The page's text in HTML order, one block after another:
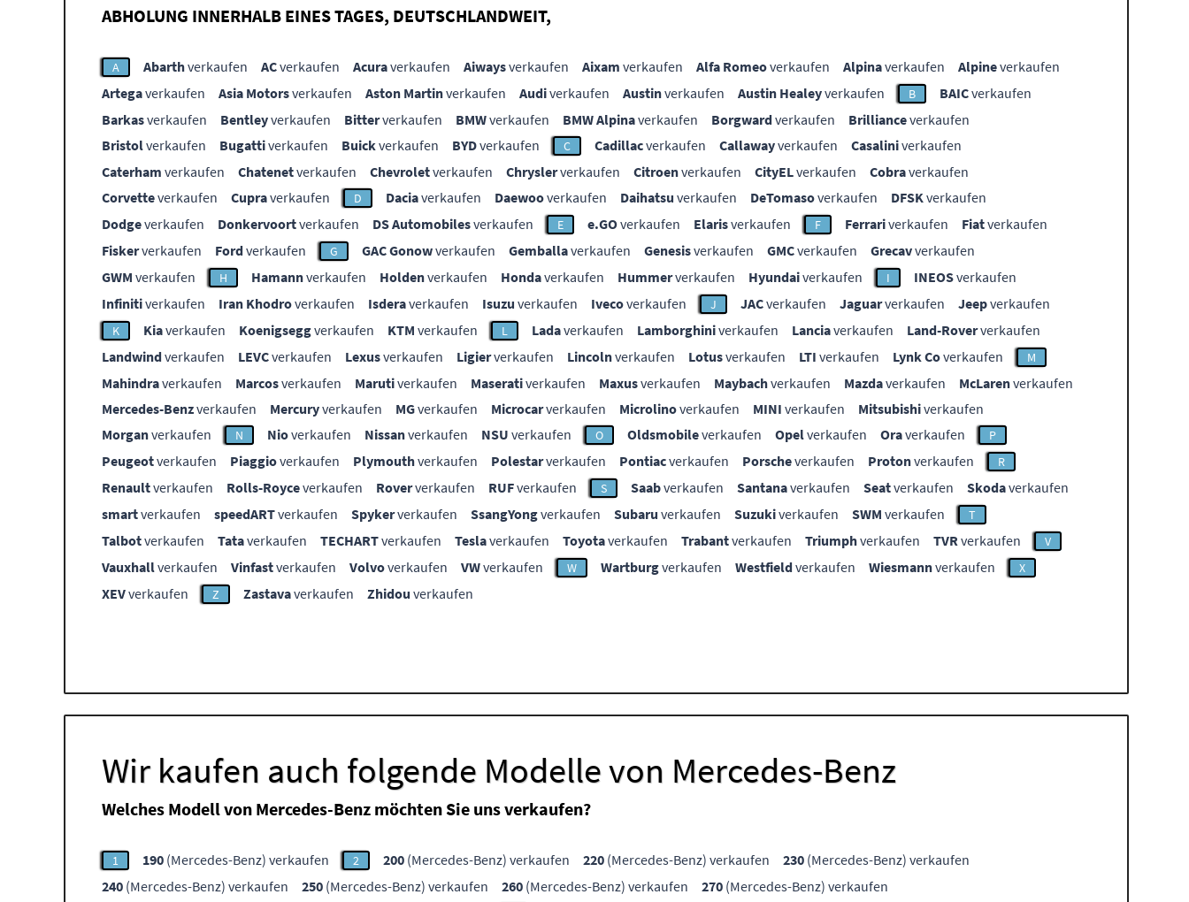
ABHOLUNG INNERHALB EINES TAGES, DEUTSCHLANDWEIT,
A Abarthverkaufen ACverkaufen Acuraverkaufen Aiwaysverkaufen Aixam verkaufen Alfa Romeoverkaufen Alpinaverkaufen Alpineverkaufen
Artegaverkaufen Asia Motorsverkaufen Aston Martinverkaufen Audiverkaufen Austinverkaufen Austin Healeyverkaufen B BAICverkaufen
Barkasverkaufen Bentleyverkaufen Bitterverkaufen BMWverkaufen BMW Alpinaverkaufen Borgwardverkaufen Brillianceverkaufen
Bristolverkaufen Bugattiverkaufen Buickverkaufen BYDverkaufen C Cadillacverkaufen Callawayverkaufen Casaliniverkaufen
Caterham verkaufen Chatenetverkaufen Chevroletverkaufen Chryslerverkaufen Citroenverkaufen CityELverkaufen Cobraverkaufen
Corvetteverkaufen Cupraverkaufen D Daciaverkaufen Daewooverkaufen Daihatsu verkaufen DeTomasoverkaufen DFSKverkaufen
Dodgeverkaufen Donkervoortverkaufen DS Automobilesverkaufen E e.GOverkaufen Elarisverkaufen F Ferrariverkaufen Fiatverkaufen
Fiskerverkaufen Fordverkaufen G GAC Gonowverkaufen Gemballaverkaufen Genesisverkaufen GMCverkaufen Grecavverkaufen
GWM verkaufen H Hamannverkaufen Holdenverkaufen Hondaverkaufen Hummerverkaufen Hyundaiverkaufen I INEOSverkaufen
Infinitiverkaufen Iran Khodroverkaufen Isderaverkaufen Isuzu verkaufen Ivecoverkaufen J JACverkaufen Jaguarverkaufen Jeepverkaufen
K Kiaverkaufen Koenigseggverkaufen KTM verkaufen L Ladaverkaufen Lamborghiniverkaufen Lanciaverkaufen Land-Roververkaufen
Landwindverkaufen LEVCverkaufen Lexusverkaufen Ligierverkaufen Lincolnverkaufen Lotusverkaufen LTI verkaufen Lynk Coverkaufen M
Mahindraverkaufen Marcosverkaufen Marutiverkaufen Maserativerkaufen Maxusverkaufen Maybachverkaufen Mazdaverkaufen McLarenverkaufen
Mercedes-Benzverkaufen Mercuryverkaufen MGverkaufen Microcarverkaufen Microlinoverkaufen MINI verkaufen Mitsubishiverkaufen
Morganverkaufen N Nioverkaufen Nissanverkaufen NSU verkaufen O Oldsmobileverkaufen Opelverkaufen Oraverkaufen P
Peugeotverkaufen Piaggioverkaufen Plymouthverkaufen Polestarverkaufen Pontiacverkaufen Porscheverkaufen Protonverkaufen R
Renaultverkaufen Rolls-Royceverkaufen Roververkaufen RUFverkaufen S Saabverkaufen Santanaverkaufen Seatverkaufen Skodaverkaufen
smartverkaufen speedARTverkaufen Spykerverkaufen SsangYongverkaufen Subaru verkaufen Suzukiverkaufen SWM verkaufen T
Talbotverkaufen Tataverkaufen TECHARTverkaufen Teslaverkaufen Toyotaverkaufen Trabantverkaufen Triumphverkaufen TVRverkaufen V
Vauxhallverkaufen Vinfastverkaufen Volvoverkaufen VWverkaufen W Wartburgverkaufen Westfieldverkaufen Wiesmannverkaufen X
XEVverkaufen Z Zastavaverkaufen Zhidou verkaufen
Wir kaufen auch folgende Modelle von Mercedes-Benz
Welches Modell von Mercedes-Benz möchten Sie uns verkaufen?
1 190 (Mercedes-Benz) verkaufen 2 200 (Mercedes-Benz) verkaufen 220 (Mercedes-Benz) verkaufen 230 (Mercedes-Benz) verkaufen
240 (Mercedes-Benz) verkaufen 250 (Mercedes-Benz) verkaufen 260 (Mercedes-Benz) verkaufen 270 (Mercedes-Benz) verkaufen